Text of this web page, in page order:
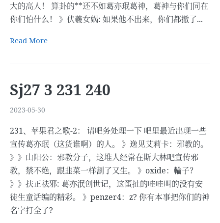
大的高人！ 算卦的**还不如葛亦珉葛神，葛神与你们同在
你们怕什么！ 》伏羲女娲: 如果他不出来，你们都撤了...
Read More
Sj27 3 231 240
2023-05-30
231、苹果君之歌-2： 请吧务处理一下 吧里最近出现一些
宣传葛亦珉（这货谁啊）的人。 》逸见艾莉卡：邪教的。
》》山阳公：邪教分子，这堆人经常在斯大林吧宣传邪
教，禁不绝，跟韭菜一样割了又生。 》oxide：輪子？
》》扶正祛邪: 葛亦泯创世记，这蛋扯的哇哇叫的没有安
徒生童话编的精彩。 》penzer4：z? 你有本事把你们的神
名字打全了?